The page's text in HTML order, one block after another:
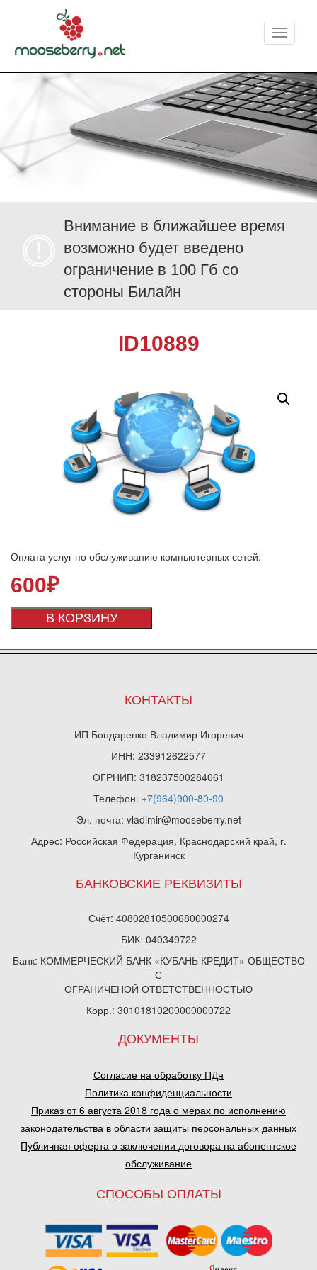
Меню
Внимание в ближайшее время
возможно будет введено
ограничение в 100 Гб со
стороны Билайн
ID10889
Оплата услуг по обслуживанию компьютерных сетей.
600₽
В КОРЗИНУ
КОНТАКТЫ
ИП Бондаренко Владимир Игоревич
ИНН: 233912622577
ОГРНИП: 318237500284061
Телефон: +7(964)900-80-90
Эл. почта: vladimir@mooseberry.net
Адрес: Российская Федерация, Краснодарский край, г.
Курганинск
БАНКОВСКИЕ РЕКВИЗИТЫ
Счёт: 40802810500680000274
БИК: 040349722
Банк: КОММЕРЧЕСКИЙ БАНК «КУБАНЬ КРЕДИТ» ОБЩЕСТВО
С
ОГРАНИЧЕНОЙ ОТВЕТСТВЕННОСТЬЮ
Корр.: 30101810200000000722
ДОКУМЕНТЫ
Согласие на обработку ПДн
Политика конфиденциальности
Приказ от 6 августа 2018 года о мерах по исполнению
законодательства в области защиты персональных данных
Публичная оферта о заключении договора на абонентское
обслуживание
СПОСОБЫ ОПЛАТЫ